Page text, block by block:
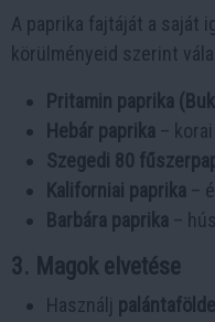
A paprika fajtáját a saját
körülményeid szerint
Pritamin paprika
Hebár paprika –
Szegedi 80
Kaliforniai paprika –
Barbára paprika –
3. Magok elvetése
Használj